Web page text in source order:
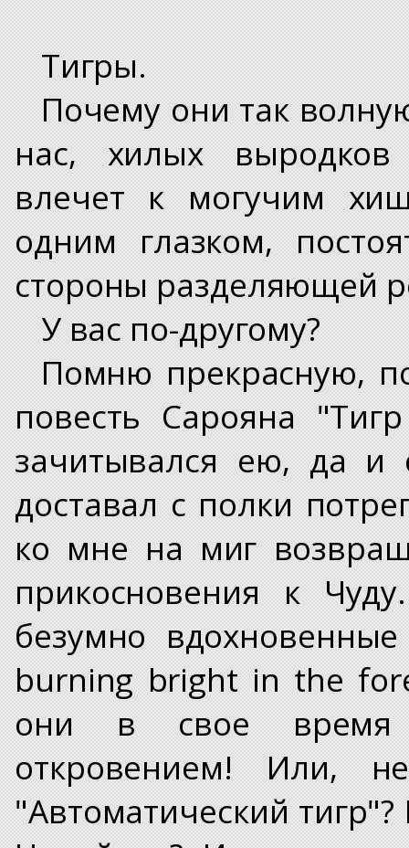
Тигры.
Почему они так
нас, хилых выродков
влечет к могучим
одним глазком,
стороны разделяющей
У вас по-другому?
Помню прекрасную,
повесть Сарояна
зачитывался ею, да и
доставал с полки
ко мне на миг
прикосновения к
безумно
burning bright in the
они в свое время
откровением! Или,
"Автоматический